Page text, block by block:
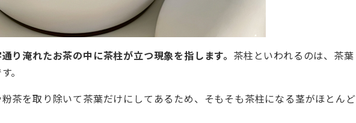
り淹れたお茶の中に茶柱が立つ現象を指します。 茶柱といわれるのは、茶葉
。
茶を取り除いて茶葉だけにしてあるため、そもそも茶柱になる茎がほとんど